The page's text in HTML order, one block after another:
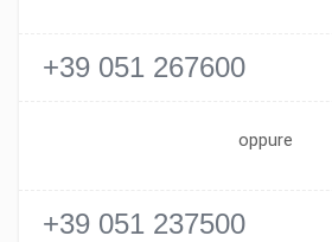
+39 051 267600
oppure
+39 051 237500